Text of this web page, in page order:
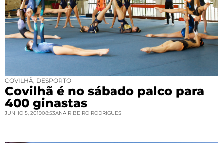
COVILHÃ, DESPORTO
Covilhã é no sábado palco para
400 ginastas
JUNHO 5, 201908:53ANA RIBEIRO RODRIGUES